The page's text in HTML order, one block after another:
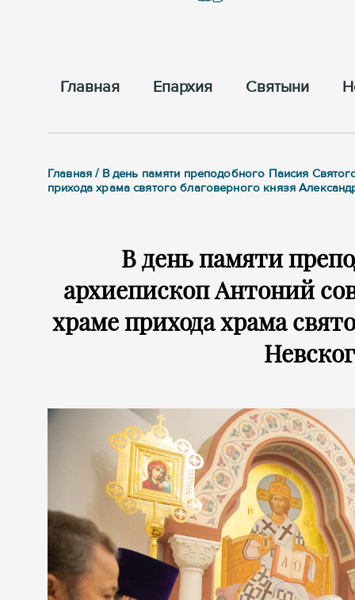
Главная Епархия Cвятыни
Главная / В день памяти преподобного Паисия
прихода храма святого благоверного князя
В день памяти
архиепископ Антоний
храме прихода храма